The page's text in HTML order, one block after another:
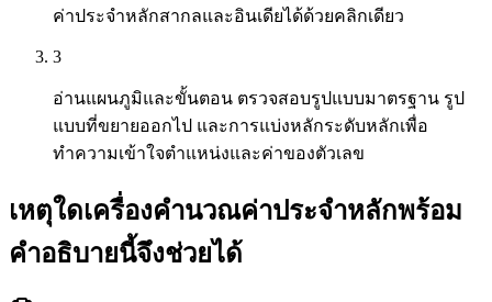
ค่าประจำหลักสากลและอินเดียได้ด้วยคลิกเดียว
3
อ่านแผนภูมิและขั้นตอน ตรวจสอบรูปแบบมาตรฐาน รูป
แบบที่ขยายออกไป และการแบ่งหลักระดับหลักเพื่อ
ทำความเข้าใจตำแหน่งและค่าของตัวเลข
เหตุใดเครื่องคำนวณค่าประจำหลักพร้อม
คำอธิบายนี้จึงช่วยได้